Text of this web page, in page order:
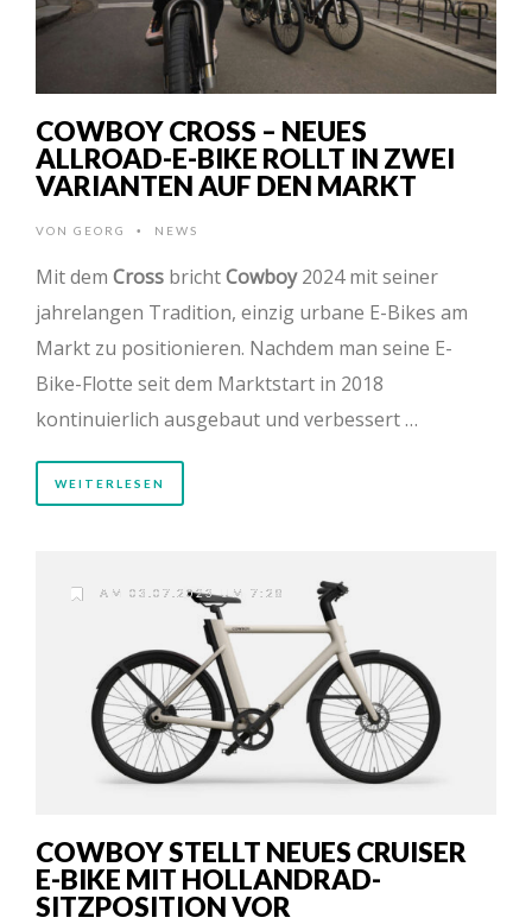
COWBOY CROSS – NEUES
ALLROAD-E-BIKE ROLLT IN ZWEI
VARIANTEN AUF DEN MARKT
VON GEORG • NEWS
Mit dem Cross brichtCowboy2024 mit seiner
jahrelangen Tradition, einzig urbane E-Bikes am
Markt zu positionieren. Nachdem man seine E-
Bike-Flotte seit dem Marktstart in 2018
kontinuierlich ausgebaut und verbessert …
WEITERLESEN
AM 03.07.2023 UM 7:28
COWBOY STELLT NEUES CRUISER
E-BIKE MIT HOLLANDRAD-
SITZPOSITION VOR